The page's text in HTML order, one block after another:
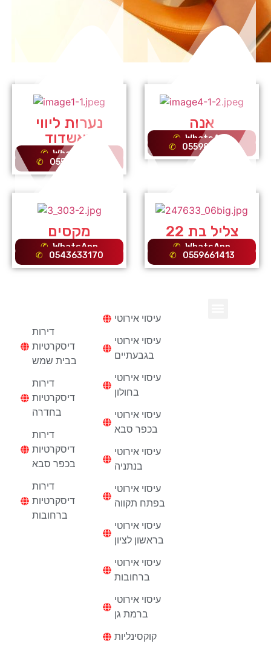
נערות ליווי
באשדוד
WhatsApp
0559865581
אנה
WhatsApp
0559865581
מקסים
WhatsApp
0543633170
צליל בת 22
WhatsApp
0559661413
דירות
דיסקרטיות
בבית שמש
דירות
דיסקרטיות
בחדרה
דירות
דיסקרטיות
בכפר סבא
דירות
דיסקרטיות
ברחובות
עיסוי אירוטי
עיסוי אירוטי
בגבעתיים
עיסוי אירוטי
בחולון
עיסוי אירוטי
בכפר סבא
עיסוי אירוטי
בנתניה
עיסוי אירוטי
בפתח תקווה
עיסוי אירוטי
בראשון לציון
עיסוי אירוטי
ברחובות
עיסוי אירוטי
ברמת גן
קוקסינליות